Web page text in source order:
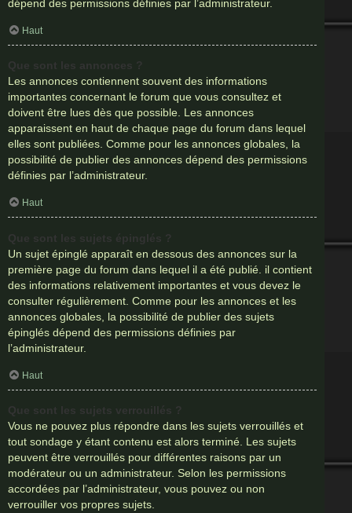
dépend des permissions définies par l’administrateur.
Haut
Les annonces contiennent souvent des informations
importantes concernant le forum que vous consultez et
doivent être lues dès que possible. Les annonces
apparaissent en haut de chaque page du forum dans lequel
elles sont publiées. Comme pour les annonces globales, la
possibilité de publier des annonces dépend des permissions
définies par l’administrateur.
Haut
Un sujet épinglé apparaît en dessous des annonces sur la
première page du forum dans lequel il a été publié. il contient
des informations relativement importantes et vous devez le
consulter régulièrement. Comme pour les annonces et les
annonces globales, la possibilité de publier des sujets
épinglés dépend des permissions définies par
l’administrateur.
Haut
Vous ne pouvez plus répondre dans les sujets verrouillés et
tout sondage y étant contenu est alors terminé. Les sujets
peuvent être verrouillés pour différentes raisons par un
modérateur ou un administrateur. Selon les permissions
accordées par l’administrateur, vous pouvez ou non
verrouiller vos propres sujets.